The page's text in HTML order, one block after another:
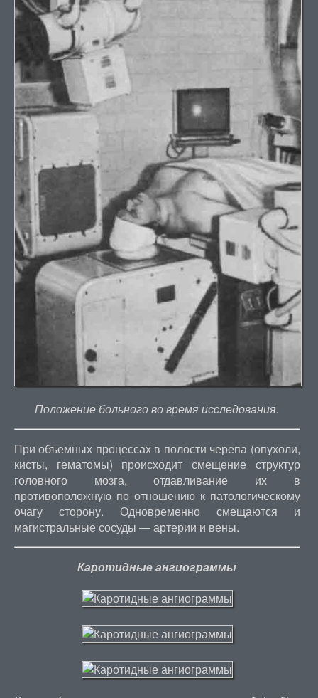
Положение больного во время исследования.
При объемных процессах в полости черепа (опухоли,
кисты, гематомы) происходит смещение структур
головного мозга, отдавливание их в
противоположную по отношению к патологическому
очагу сторону. Одновременно смещаются и
магистральные сосуды — артерии и вены.
Каротидные ангиограммы